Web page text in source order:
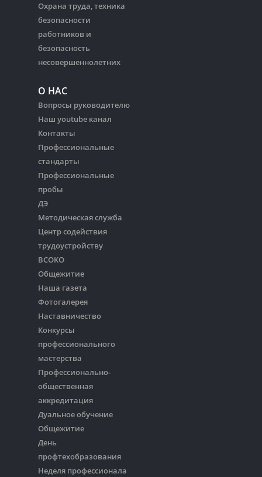
Охрана труда, техника
безопасности
работников и
безопасность
несовершеннолетних
О НАС
Вопросы руководителю
Наш youtube канал
Контакты
Профессиональные
стандарты
Профессиональные
пробы
ДЭ
Методическая служба
Центр содействия
трудоустройству
ВСОКО
Общежитие
Наша газета
Фотогалерея
Наставничество
Конкурсы
профессионального
мастерства
Профессионально-
общественная
аккредитация
Дуальное обучение
Общежитие
День
профтехобразования
Неделя профессионала